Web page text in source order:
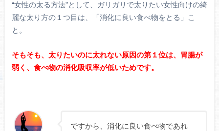
“女性の太る方法”として、ガリガリで太りたい女性向けの綺
麗な太り方の１つ目は、「消化に良い食べ物をとる」こ
と。
そもそも、太りたいのに太れない原因の第１位は、胃腸が
弱く、食べ物の消化吸収率が低いためです。
ですから、消化に良い食べ物であれ